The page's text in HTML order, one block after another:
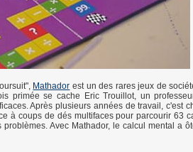
Mathador est un des rares jeux de
primée se cache Eric Trouillot, un
Après plusieurs années de travail, c'est
à coups de dés multifaces pour parcourir 63
Avec Mathador, le calcul mental a